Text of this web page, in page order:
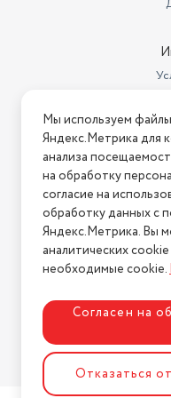
Нашли ошибку
2026 © Интернет-
Политика
Мы используем
Яндекс.Метрика для
анализа
на обработку
согласие на
обработку данных с
Яндекс.Метрика. Вы
аналитических
необходимые cookie.
Согласен на
Отказаться